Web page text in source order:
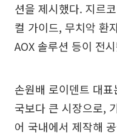
션을 제시했다. 지르
컬 가이드, 무치악 환
AOX 솔루션 등이 전
손원배 로이덴트 대
국보다 큰 시장으로,
어 국내에서 제작해